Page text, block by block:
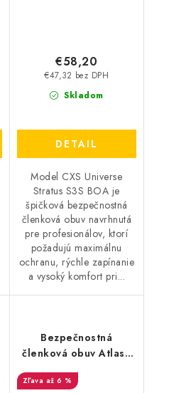
Skladom
€47,32 bez DPH
€58,20
DETAIL
Model CXS Universe
Stratus S3S BOA je
špičková bezpečnostná
členková obuv navrhnutá
pre profesionálov, ktorí
požadujú maximálnu
ochranu, rýchle zapínanie
a vysoký komfort pri...
Bezpečnostná
členková obuv Atlas -
Ergo Med 735 XP W10
S3 čierna 369410
až 6 %